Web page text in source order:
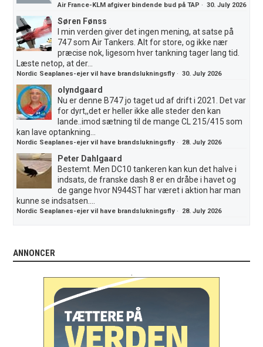
Air France-KLM afgiver bindende bud på TAP ·30. July 2026
Søren Fønss
I min verden giver det ingen mening, at satse på
747 som Air Tankers. Alt for store, og ikke nær
præcise nok, ligesom hver tankning tager lang tid.
Læste netop, at der...
Nordic Seaplanes-ejer vil have brandslukningsfly ·30. July 2026
olyndgaard
Nu er denne B747 jo taget ud af drift i 2021. Det var
for dyrt,,det er heller ikke alle steder den kan
lande..imod sætning til de mange CL 215/415 som
kan lave optankning...
Nordic Seaplanes-ejer vil have brandslukningsfly · 28. July 2026
Peter Dahlgaard
Bestemt. Men DC10 tankeren kan kun det halve i
indsats, de franske dash 8 er en dråbe i havet og
de gange hvor N944ST har været i aktion har man
kunne se indsatsen....
Nordic Seaplanes-ejer vil have brandslukningsfly · 28. July 2026
ANNONCER